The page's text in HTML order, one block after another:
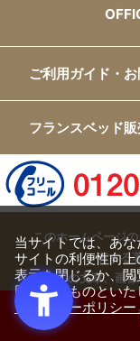
ご利用ガイド・
フランスベッド
このホームページ
有する
すべての文章、画
可なく複製、
Copyright(c)
当サイトでは、あ
サイトの利便性向
表示を閉じるか、
同意するものとい
ライバシーポリシー